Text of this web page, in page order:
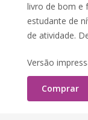
livro de bom e
estudante de
de atividade.
Versão
Comprar